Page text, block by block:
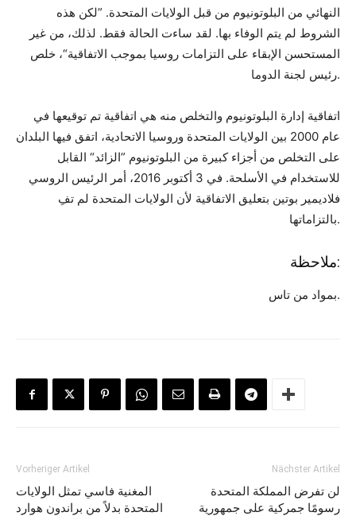
النهائي من البلوتونيوم من قبل الولايات المتحدة. ”لكن هذه
الشروط لم يتم الوفاء بها. لقد ساءت الحالة فقط. لذلك، من غير
المستحسن الإبقاء على التزامات روسيا بموجب الاتفاقية“، خلص
رئيس لجنة الدوما.
اتفاقية إدارة البلوتونيوم والتخلص منه هي اتفاقية تم توقيعها في
عام 2000 بين الولايات المتحدة وروسيا الاتحادية، اتفق فيها البلدان
على التخلص من أجزاء كبيرة من البلوتونيوم ”الزائد“ القابل
للاستخدام في الأسلحة. في 3 أكتوبر 2016، أمر الرئيس الروسي
فلاديمير بوتين بتعليق الاتفاقية لأن الولايات المتحدة لم تفِ
بالتزاماتها.
ملاحظة:
بمواد من تاس.
Vorheriger Artikel
المغنية فاسي تمثل الولايات
المتحدة بدلاً من براندون هوارد
Nächster Artikel
لن تفرض المملكة المتحدة
رسومًا جمركية على جمهورية